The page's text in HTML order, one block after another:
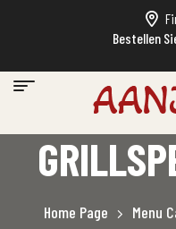
Bestellen
Home Page Menu